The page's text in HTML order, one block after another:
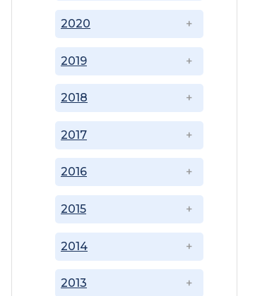
2013
2014
2015
2016
2017
2018
2019
2020